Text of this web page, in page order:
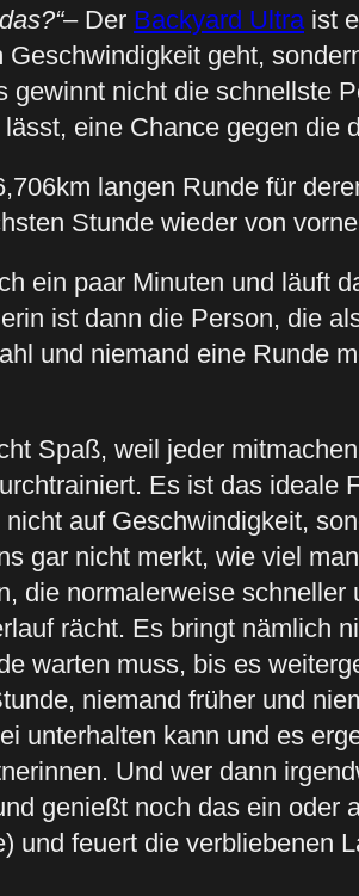
– Der Backyard Ultraist
geht,
nicht die schnellste
eine Chance gegen die
langen Runde für
Stunde wieder von
ein paar Minuten und läuft
ist dann die Person, die
und niemand eine Runde
Spaß, weil jeder
Es ist das ideale
auf Geschwindigkeit,
gar nicht merkt, wie viel
die normalerweise
rächt. Es bringt nämlich
warten muss, bis es
niemand früher und
unterhalten kann und es
Und wer dann
genießt noch das ein
und feuert die verbliebenen